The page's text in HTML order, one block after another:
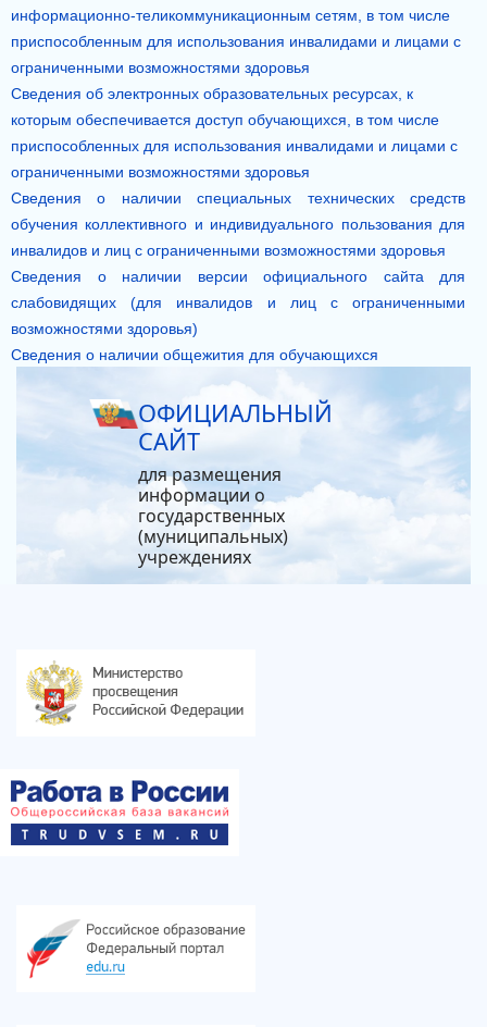
информационно-теликоммуникационным сетям, в том числе
приспособленным для использования инвалидами и лицами с
ограниченными возможностями здоровья
Сведения об электронных образовательных ресурсах, к
которым обеспечивается доступ обучающихся, в том числе
приспособленных для использования инвалидами и лицами с
ограниченными возможностями здоровья
Сведения о наличии специальных технических средств
обучения коллективного и индивидуального пользования для
инвалидов и лиц с ограниченными возможностями здоровья
Сведения о наличии версии официального сайта для
слабовидящих (для инвалидов и лиц с ограниченными
возможностями здоровья)
Сведения о наличии общежития для обучающихся
ОФИЦИАЛЬНЫЙ
САЙТ
для размещения
информации о
государственных
(муниципальных)
учреждениях